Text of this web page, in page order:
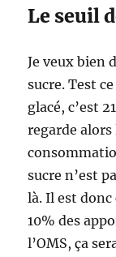
Le seuil
Je veux bien
sucre. Test
glacé, c’est
regarde
sucre n’est
là. Il est
10% des
l’OMS, ça